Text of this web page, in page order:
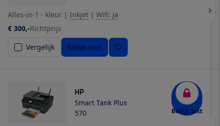
Alles-in-1 - kleur | Inkjet | Wifi: Ja
€ 300,-Richtprijs
Vergelijk
Bekijk snel
HP
Smart Tank Plus
570
Bekijk test